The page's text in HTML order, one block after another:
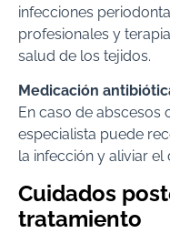
infecciones
profesionales y
salud de los tejidos.
Medicación
En caso de abscesos
especialista puede
la infección y aliviar el
Cuidados
tratamiento